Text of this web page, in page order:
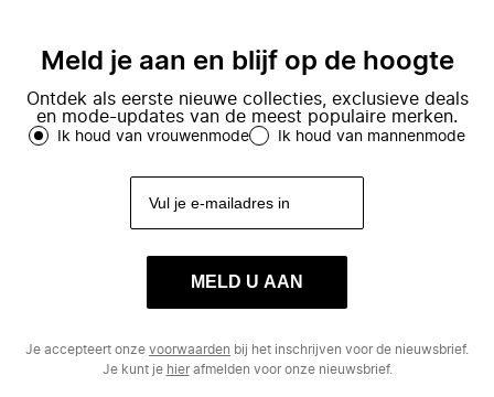
Meld je aan en blijf op de hoogte
Ontdek als eerste nieuwe collecties, exclusieve deals
en mode-updates van de meest populaire merken.
Ik houd van vrouwenmode Ik houd van mannenmode
MELD U AAN
Je accepteert onze voorwaarden bij het inschrijven voor de nieuwsbrief.
Je kunt je hierafmelden voor onze nieuwsbrief.